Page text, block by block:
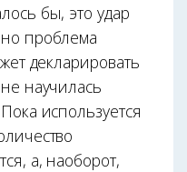
бы, это удар
проблема
декларировать
научилась
используется
а, наоборот,